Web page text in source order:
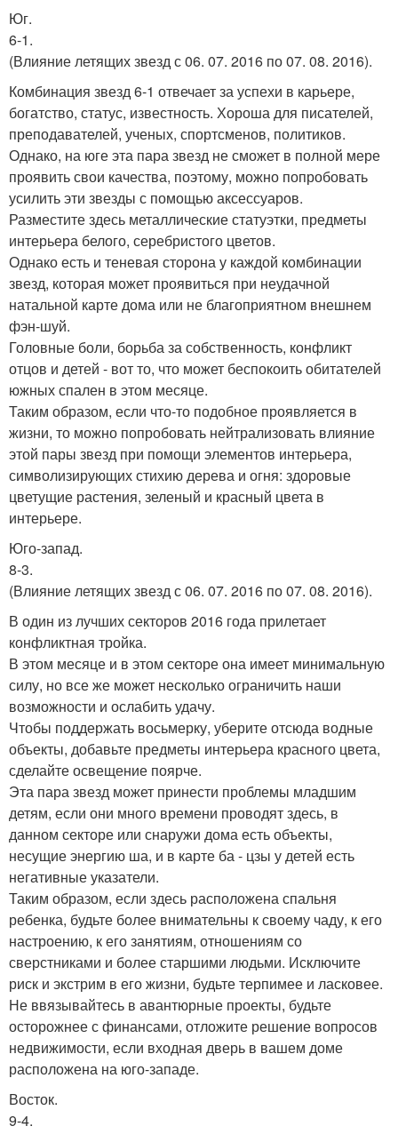
Юг.
6-1.
(Влияние летящих звезд с 06. 07. 2016 по 07. 08. 2016).
Комбинация звезд 6-1 отвечает за успехи в карьере,
богатство, статус, известность. Хороша для писателей,
преподавателей, ученых, спортсменов, политиков.
Однако, на юге эта пара звезд не сможет в полной мере
проявить свои качества, поэтому, можно попробовать
усилить эти звезды с помощью аксессуаров.
Разместите здесь металлические статуэтки, предметы
интерьера белого, серебристого цветов.
Однако есть и теневая сторона у каждой комбинации
звезд, которая может проявиться при неудачной
натальной карте дома или не благоприятном внешнем
фэн-шуй.
Головные боли, борьба за собственность, конфликт
отцов и детей - вот то, что может беспокоить обитателей
южных спален в этом месяце.
Таким образом, если что-то подобное проявляется в
жизни, то можно попробовать нейтрализовать влияние
этой пары звезд при помощи элементов интерьера,
символизирующих стихию дерева и огня: здоровые
цветущие растения, зеленый и красный цвета в
интерьере.
Юго-запад.
8-3.
(Влияние летящих звезд с 06. 07. 2016 по 07. 08. 2016).
В один из лучших секторов 2016 года прилетает
конфликтная тройка.
В этом месяце и в этом секторе она имеет минимальную
силу, но все же может несколько ограничить наши
возможности и ослабить удачу.
Чтобы поддержать восьмерку, уберите отсюда водные
объекты, добавьте предметы интерьера красного цвета,
сделайте освещение поярче.
Эта пара звезд может принести проблемы младшим
детям, если они много времени проводят здесь, в
данном секторе или снаружи дома есть объекты,
несущие энергию ша, и в карте ба - цзы у детей есть
негативные указатели.
Таким образом, если здесь расположена спальня
ребенка, будьте более внимательны к своему чаду, к его
настроению, к его занятиям, отношениям со
сверстниками и более старшими людьми. Исключите
риск и экстрим в его жизни, будьте терпимее и ласковее.
Не ввязывайтесь в авантюрные проекты, будьте
осторожнее с финансами, отложите решение вопросов
недвижимости, если входная дверь в вашем доме
расположена на юго-западе.
Восток.
9-4.